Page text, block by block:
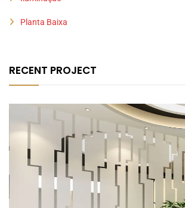
Planta Baixa
RECENT PROJECT